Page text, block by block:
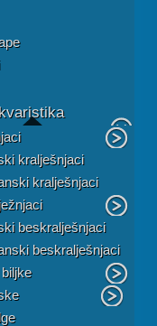
kralješnjaci
kralješnjaci
beskralješnjaci
beskralješnjaci